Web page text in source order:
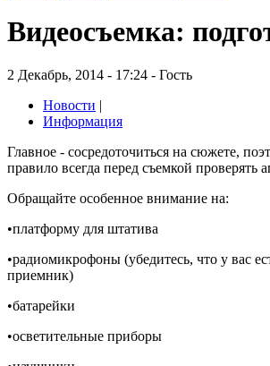
Видеосъемка:
2 Декабрь, 2014 - 17:24 - Гость
Новости |
Информация
Главное - сосредоточиться на сюжете,
правило всегда перед съемкой проверять
Обращайте особенное внимание на:
•платформу для штатива
•радиомикрофоны (убедитесь, что у вас
приемник)
•батарейки
•осветительные приборы